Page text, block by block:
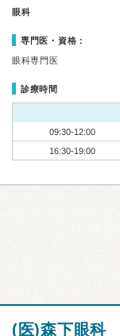
眼科
専門医・資格：
眼科専門医
診療時間
09:30-12:00
16:30-19:00
(医)森下眼科